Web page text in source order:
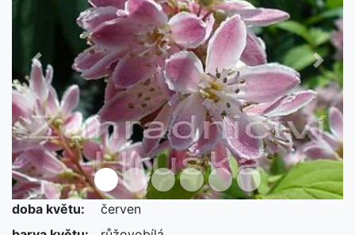
Předchozí Další
doba květu:
červen